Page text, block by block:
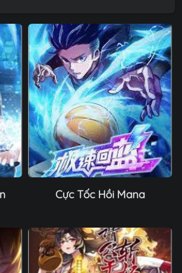
Cực Tốc Hồi Mana